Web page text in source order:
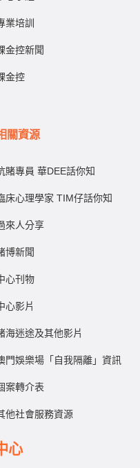
業培訓
金控新聞
金控
關資源
賭專員 華DEE話你知
床心理學家 TIM仔話你知
來人分享
博新聞
心刊物
心影片
海迷途及其他影片
門娛樂場「自我隔離」資訊
案轉介表
他社會服務資源
心